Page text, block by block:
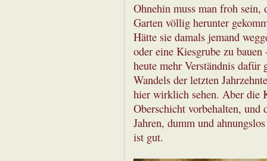
Ohnehin muss man froh sein,
Garten völlig herunter
Hätte sie damals jemand
oder eine Kiesgrube zu
heute mehr Verständnis
Wandels der letzten
hier wirklich sehen. Aber die
Oberschicht vorbehalten, und
Jahren, dumm und
ist gut.